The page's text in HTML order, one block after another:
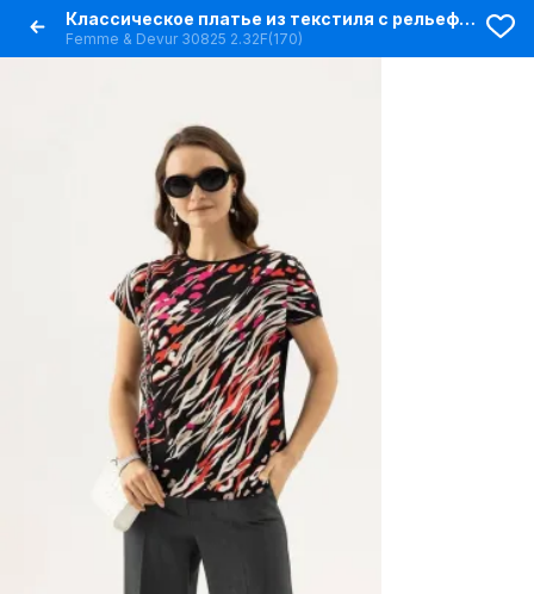
Классическое платье из текстиля с рельефами и завязками
Femme & Devur 30825 2.32F(170)